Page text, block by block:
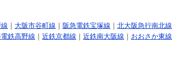
｜ 大阪市谷町線 ｜ 阪急電鉄宝塚線 ｜ 北大阪急行南北線
鉄高野線 ｜ 近鉄京都線 ｜ 近鉄南大阪線 ｜ おおさか東線